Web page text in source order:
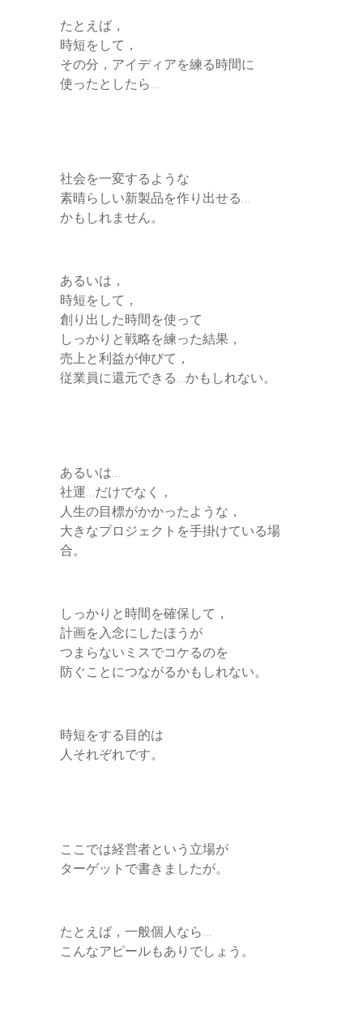
たとえば，
時短をして，
その分，アイディアを練る時間に
使ったとしたら…
社会を一変するような
素晴らしい新製品を作り出せる…
かもしれません。
あるいは，
時短をして，
創り出した時間を使って
しっかりと戦略を練った結果，
売上と利益が伸びて，
従業員に還元できる…かもしれない。
あるいは…
社運…だけでなく，
人生の目標がかかったような，
大きなプロジェクトを手掛けている場
合。
しっかりと時間を確保して，
計画を入念にしたほうが
つまらないミスでコケるのを
防ぐことにつながるかもしれない。
時短をする目的は
人それぞれです。
ここでは経営者という立場が
ターゲットで書きましたが。
たとえば，一般個人なら…
こんなアピールもありでしょう。